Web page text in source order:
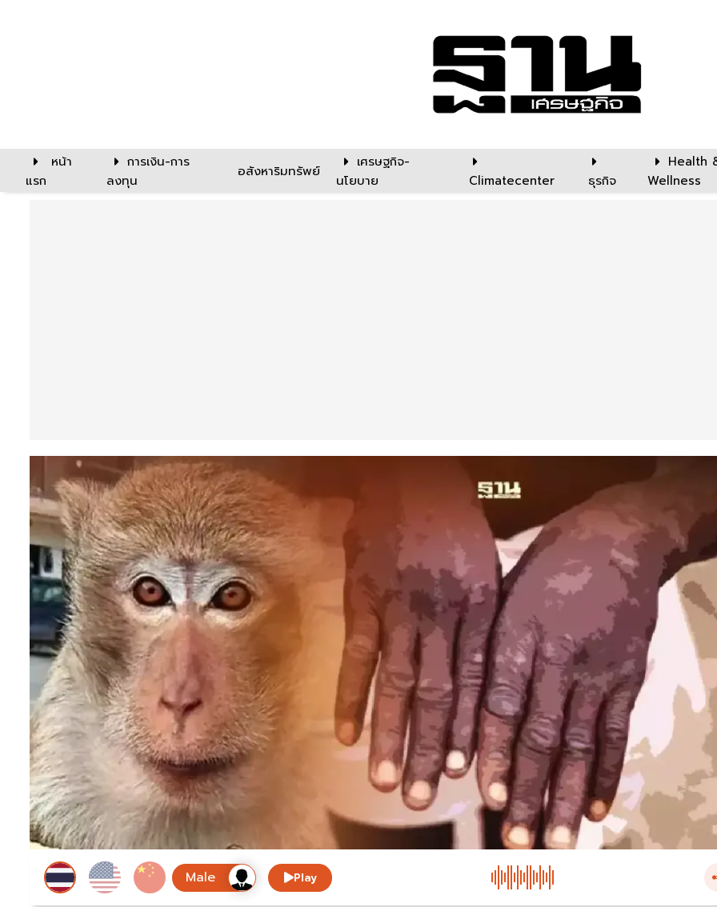
หน้า
แรก
การเงิน-การ
ลงทุน
อสังหาริมทรัพย์
เศรษฐกิจ-
นโยบาย
Climatecenter ธุรกิจ
Health
Wellness
Play